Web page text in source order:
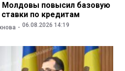
Молдовы повысил базовую
ставки по кредитам
06.08.2026 14:19